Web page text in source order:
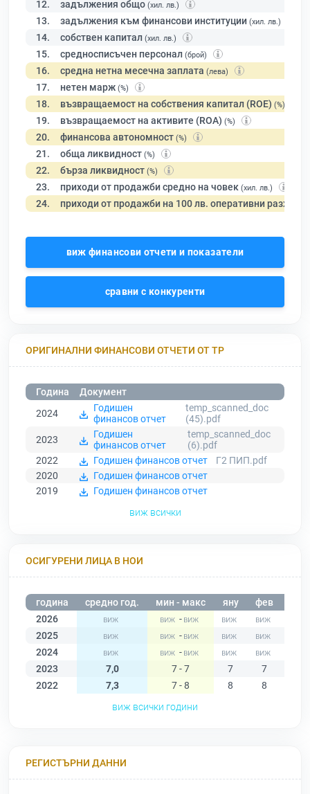
12. задължения общо (хил. лв.)
13. задължения към финансови институции (хил. лв.)
14. собствен капитал (хил. лв.)
15. средносписъчен персонал (брой)
16. средна нетна месечна заплата (лева)
17. нетен марж (%)
18. възвращаемост на собствения капитал (ROE) (%)
19. възвращаемост на активите (ROA) (%)
20. финансова автономност (%)
21. обща ликвидност (%)
22. бърза ликвидност (%)
23. приходи от продажби средно на човек (хил. лв.)
24. приходи от продажби на 100 лв. оперативни разходи
виж финансови отчети и показатели
сравни с конкуренти
ОРИГИНАЛНИ ФИНАНСОВИ ОТЧЕТИ ОТ ТР
Година
Документ
2024
Годишен
финансов отчет
temp_scanned_doc
(45).pdf
2023
Годишен
финансов отчет
temp_scanned_doc
(6).pdf
2022
Годишен финансов отчет
Г2 ПИП.pdf
2020
Годишен финансов отчет
2019
Годишен финансов отчет
виж всички
ОСИГУРЕНИ ЛИЦА В НОИ
година средно год. мин - макс яну фев
2026
-
2025
-
2024
-
2023
7,0 7 - 7 7 7
2022
7,3 7 - 8 8 8
виж всички години
РЕГИСТЪРНИ ДАННИ